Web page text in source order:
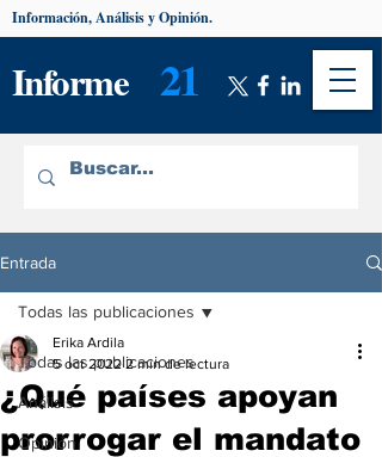
Informe 21
Información, Análisis y Opinión.
Entrada
Todas las publicaciones
Análisis
Opinión
Todas las publicaciones
¿Qué países apoyan
prorrogar el mandato
Erika Ardila
5 oct 2022 2 min de lectura